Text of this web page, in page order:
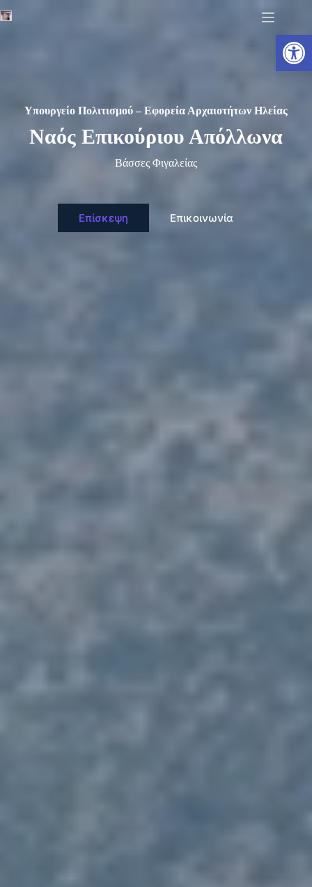
Ανοίξτε τη γραμμή εργαλείων
στο
Υπουργείο Πολιτισμού – Εφορεία Αρχαιοτήτων Ηλείας
Ναός Επικούριου Απόλλωνα
Βάσσες Φιγαλείας
Επίσκεψη Επικοινωνία